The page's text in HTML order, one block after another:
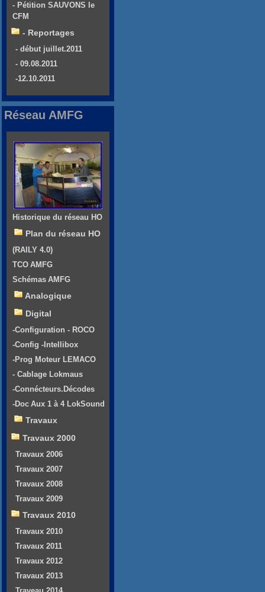
- Pétition SAUVONS le
CFM
- Reportages
- début juillet.2011
- 09.08.2011
-12.10.2011
Réseau AMFG
Historique du réseau HO
Plan du réseau HO
(RAILY 4.0)
TCO AMFG
Schémas AMFG
Analogique
Digital
-Configuration - ROCO
-Config -Intellibox
-Prog Moteur LEMACO
- Cablage Lokmaus
-Connécteurs.Décodes
-Doc Aux 1 à 4 LokSound
Travaux
Travaux 2000
Travaux 2006
Travaux 2007
Travaux 2008
Travaux 2009
Travaux 2010
Travaux 2010
Travaux 2011
Travaux 2012
Travaux 2013